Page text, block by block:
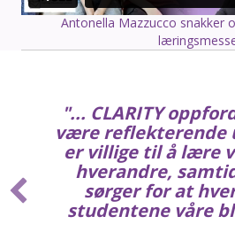
Antonella Mazzucco snakker
"... CLARITY
være reflekterende
er villige til å lære
hverandre,
sørger for at
studentene våre